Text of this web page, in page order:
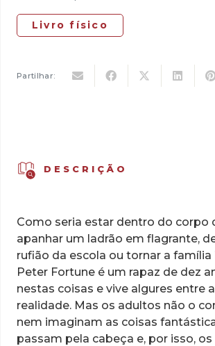
Livro físico
Partilhar:
DESCRIÇÃO
Como seria estar dentro do corpo
apanhar um ladrão em flagrante,
rufião da escola ou tornar a família
Peter Fortune é um rapaz de dez
nestas coisas e vive algures entre
realidade. Mas os adultos não o
nem imaginam as coisas
passam pela cabeça e, por isso,